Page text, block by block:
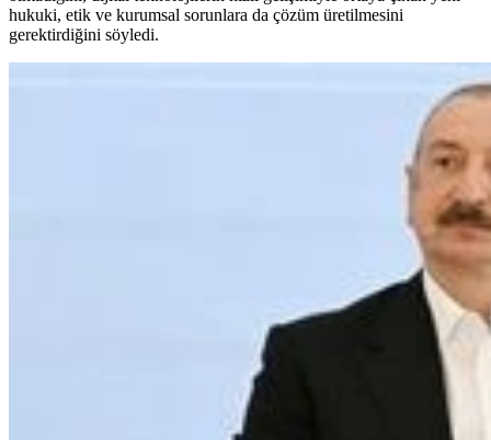
hukuki, etik ve kurumsal sorunlara da çözüm üretilmesini
gerektirdiğini söyledi.